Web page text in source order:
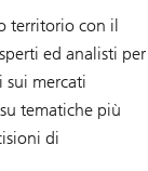
territorio con il
ed analisti per
mercati
tematiche più
di